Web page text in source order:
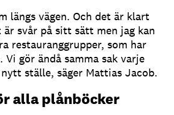
längs vägen. Och det är klart
svår på sitt sätt men jag kan
restauranggrupper, som har
gör ändå samma sak varje
ställe, säger Mattias Jacob.
alla plånböcker